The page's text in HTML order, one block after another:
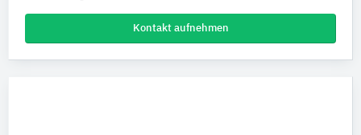
Kontakt aufnehmen